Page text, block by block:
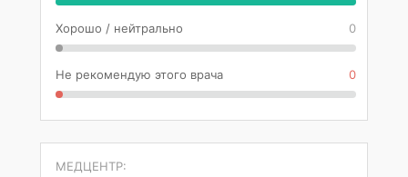
Хорошо / нейтрально 0
Не рекомендую этого врача 0
МЕДЦЕНТР: